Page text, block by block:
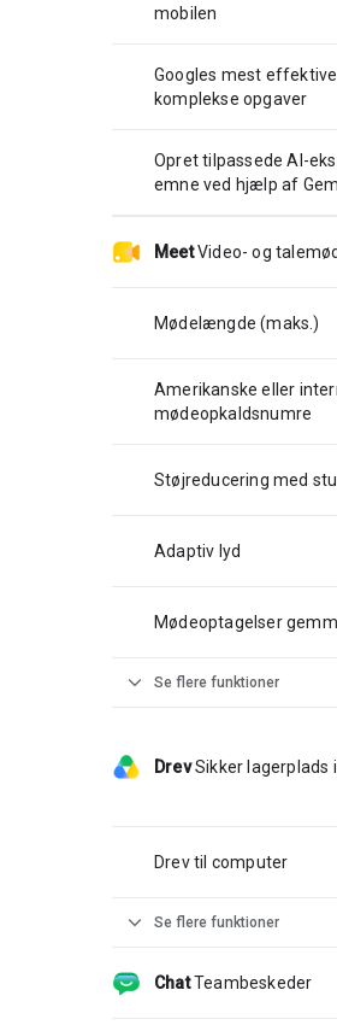
mobilen
Googles mest
komplekse opgaver
Opret tilpassede AI-
emne ved hjælp af
Meet Video- og
Mødelængde (maks.)
Amerikanske eller
mødeopkaldsnumre
Støjreducering med
Adaptiv lyd
Mødeoptagelser
expand_more Se flere funktioner
Drev Sikker lagerplads
Drev til computer
expand_more Se flere funktioner
Chat Teambeskeder